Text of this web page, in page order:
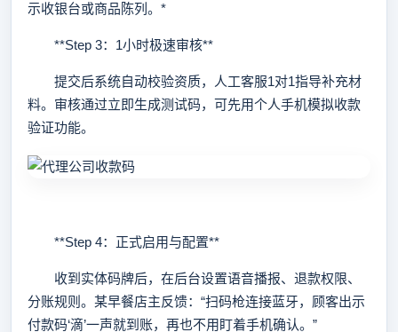
示收银台或商品陈列。*
**Step 3：1小时极速审核**
提交后系统自动校验资质，人工客服1对1指导补充材
料。审核通过立即生成测试码，可先用个人手机模拟收款
验证功能。
**Step 4：正式启用与配置**
收到实体码牌后，在后台设置语音播报、退款权限、
分账规则。某早餐店主反馈：“扫码枪连接蓝牙，顾客出示
付款码‘滴’一声就到账，再也不用盯着手机确认。”